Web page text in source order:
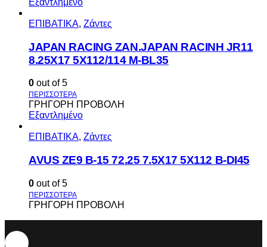
Εξαντλημένο
ΕΠΙΒΑΤΙΚΑ, Ζάντες
JAPAN RACING ZAN.JAPAN RACINH JR11
8.25X17 5X112/114 M-BL35
0 out of 5
ΓΡΗΓΟΡΗ ΠΡΟΒΟΛΗ
Εξαντλημένο
ΕΠΙΒΑΤΙΚΑ, Ζάντες
AVUS ΖΕ9 Β-15 72.25 7.5Χ17 5Χ112 Β-DI45
0 out of 5
ΓΡΗΓΟΡΗ ΠΡΟΒΟΛΗ